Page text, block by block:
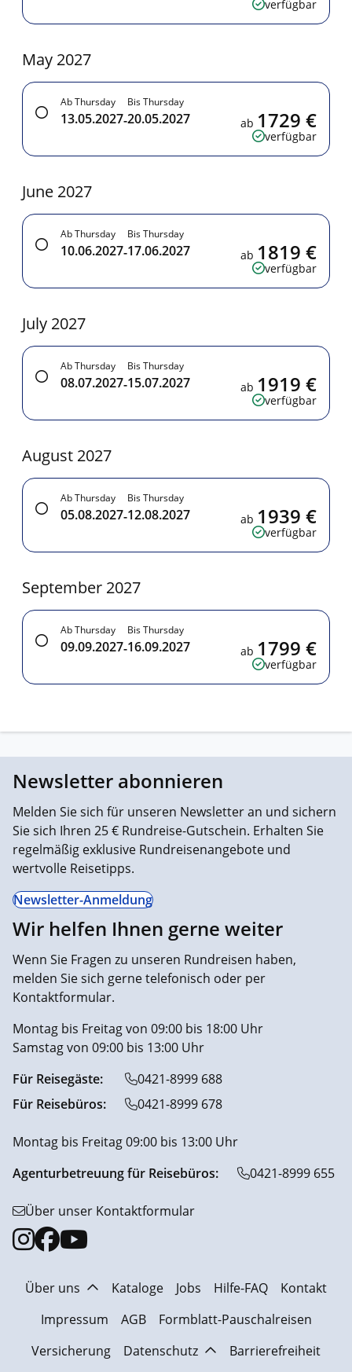
verfügbar
May 2027
Ab Thursday
13.05.2027-
Bis Thursday
20.05.2027
verfügbar
ab 1729 €
June 2027
Ab Thursday
10.06.2027-
Bis Thursday
17.06.2027
verfügbar
ab 1819 €
July 2027
Ab Thursday
08.07.2027-
Bis Thursday
15.07.2027
verfügbar
ab 1919 €
August 2027
Ab Thursday
05.08.2027-
Bis Thursday
12.08.2027
verfügbar
ab 1939 €
September 2027
Ab Thursday
09.09.2027-
Bis Thursday
16.09.2027
verfügbar
ab 1799 €
Newsletter abonnieren
Melden Sie sich für unseren Newsletter an und sichern
Sie sich Ihren 25 € Rundreise-Gutschein. Erhalten Sie
regelmäßig exklusive Rundreisenangebote und
wertvolle Reisetipps.
Newsletter-Anmeldung
Wir helfen Ihnen gerne weiter
Wenn Sie Fragen zu unseren Rundreisen haben,
melden Sie sich gerne telefonisch oder per
Kontaktformular.
Montag bis Freitag von 09:00 bis 18:00 Uhr
Samstag von 09:00 bis 13:00 Uhr
Für Reisegäste:
0421-8999 688
Für Reisebüros:
0421-8999 678
Montag bis Freitag 09:00 bis 13:00 Uhr
Agenturbetreuung für Reisebüros:
0421-8999 655
Über unser Kontaktformular
Über uns Kataloge Jobs Hilfe-FAQ
Kontakt
Impressum
AGB
Formblatt-Pauschalreisen
Versicherung
Datenschutz Barrierefreiheit